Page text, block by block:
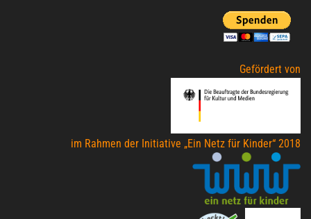
Gefördert von
im Rahmen der Initiative „Ein Netz für Kinder“ 2018